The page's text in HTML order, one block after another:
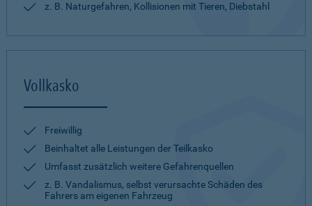
z. B. Naturgefahren, Kollisionen mit Tieren, Diebstahl
Vollkasko
Freiwillig
Beinhaltet alle Leistungen der Teilkasko
Umfasst zusätzlich weitere Gefahrenquellen
z. B. Vandalismus, selbst verursachte Schäden des
Fahrers am eigenen Fahrzeug